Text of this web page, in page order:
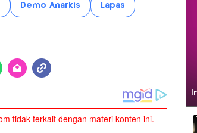
Demo Anarkis Lapas